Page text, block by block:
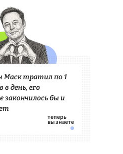
Маск тратил по 1
в день, его
закончилось бы и